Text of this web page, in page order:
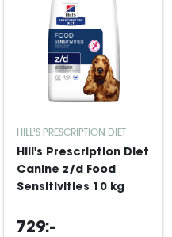
HILL'S PRESCRIPTION DIET
Hill's Prescription Diet
Canine z/d Food
Sensitivities 10 kg
729:-